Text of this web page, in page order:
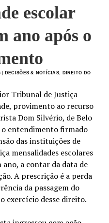
escolar
ano após o
| DECISÕES & NOTÍCIAS
DIREITO DO
Tribunal de Justiça
provimento ao recurso
Dom Silvério, de Belo
entendimento firmado
das instituições de
mensalidades escolares
ano, a contar da data de
A prescrição é a perda
da passagem do
exercício desse direito.